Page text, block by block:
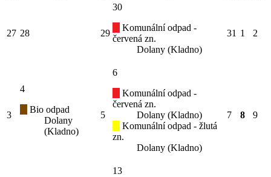
27 28 29
30
Komunální odpad -
červená zn.
Dolany (Kladno)
31 1 2
3
4
Bio odpad
Dolany
(Kladno)
5
6
Komunální odpad -
červená zn.
Dolany (Kladno)
Komunální odpad - žlutá
zn.
Dolany (Kladno)
7 8 9
13